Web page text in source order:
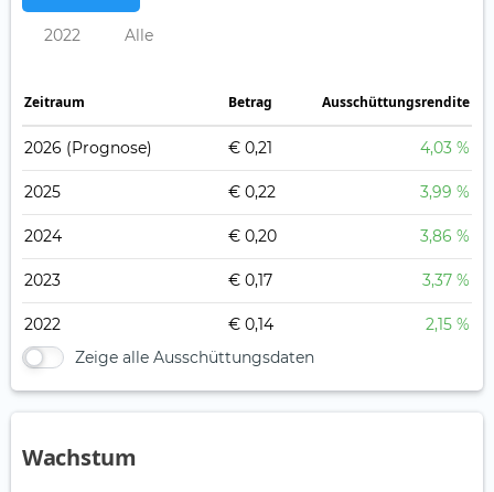
2022 Alle
Zeitraum Betrag Ausschüttungsrendite
2026 (Prognose) € 0,21 4,03 %
2025 € 0,22 3,99 %
2024 € 0,20 3,86 %
2023 € 0,17 3,37 %
2022 € 0,14
2,15 %
Zeige alle Ausschüttungsdaten
Wachstum